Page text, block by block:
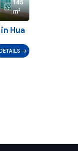
145
m²
Hua